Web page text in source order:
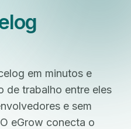
em minutos e
de trabalho entre eles
e sem
eGrow conecta o